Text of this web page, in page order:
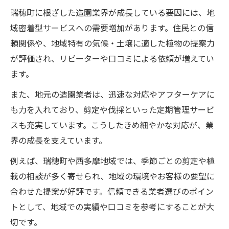
地域イベントと連携した造園の取り組み方
造園業界で進む持続可能な緑化技術の今
これからの造園業界で求められるスキルとは
造園で注目される最新技術と資格の重要性
チームワークを高める造園業界での働き方
造園におけるコミュニケーション能力の必
要性
持続可能な造園に必要な環境配慮の視点
造園サービス選びで知っておきたい最新事情
造園サービスの多様化と選び方のコツを解
説
最新の造園トレンドとそのメリットを紹介
瑞穂町に根ざした造園業界が成長している要因には、地
域密着型サービスへの需要増加があります。住民との信
頼関係や、地域特有の気候・土壌に適した植物の提案力
が評価され、リピーターや口コミによる依頼が増えてい
ます。
また、地元の造園業者は、迅速な対応やアフターケアに
も力を入れており、剪定や伐採といった定期管理サービ
スも充実しています。こうしたきめ細やかな対応が、業
界の成長を支えています。
例えば、瑞穂町や西多摩地域では、季節ごとの剪定や植
栽の相談が多く寄せられ、地域の環境やお客様の要望に
合わせた提案が好評です。信頼できる業者選びのポイン
トとして、地域での実績や口コミを参考にすることが大
切です。